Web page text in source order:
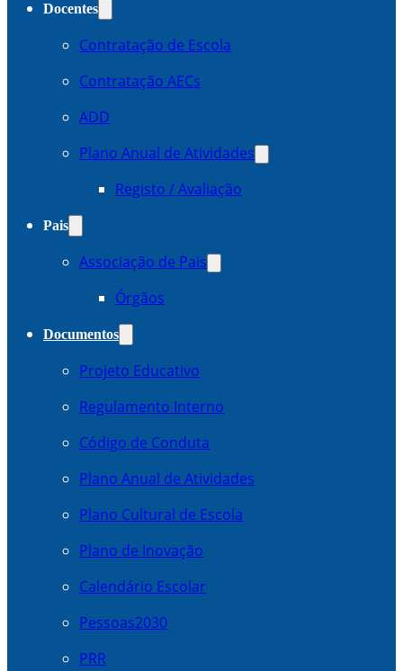
Docentes
Contratação de Escola
Contratação AECs
ADD
Plano Anual de Atividades
Registo / Avaliação
Pais
Associação de Pais
Órgãos
Documentos
Projeto Educativo
Regulamento Interno
Código de Conduta
Plano Anual de Atividades
Plano Cultural de Escola
Plano de Inovação
Calendário Escolar
Pessoas2030
PRR